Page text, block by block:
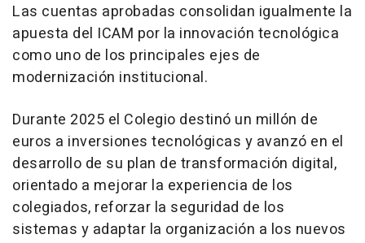
Las cuentas aprobadas consolidan igualmente la
apuesta del ICAM por la innovación tecnológica
como uno de los principales ejes de
modernización institucional.
Durante 2025 el Colegio destinó un millón de
euros a inversiones tecnológicas y avanzó en el
desarrollo de su plan de transformación digital,
orientado a mejorar la experiencia de los
colegiados, reforzar la seguridad de los
sistemas y adaptar la organización a los nuevos